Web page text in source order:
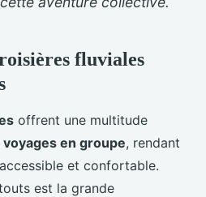
fluviales
offrent une multitude
voyages en groupe, rendant
et confortable.
est la grande